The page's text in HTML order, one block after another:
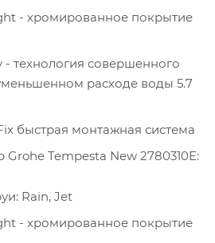
- хромированное покрытие
- технология совершенного
расходе воды 5.7
быстрая монтажная система
Tempesta New 2780310E:
Rain, Jet
- хромированное покрытие